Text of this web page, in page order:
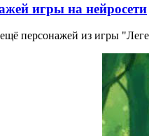
игры на нейросети
ещё персонажей из игры